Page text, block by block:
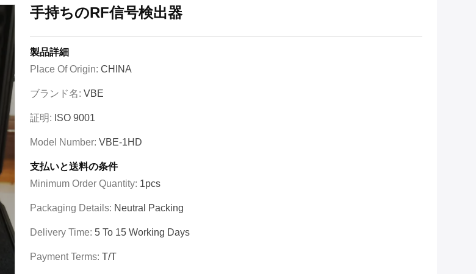
手持ちのRF信号検出器
製品詳細
Place Of Origin: CHINA
ブランド名: VBE
証明: ISO 9001
Model Number: VBE-1HD
支払いと送料の条件
Minimum Order Quantity: 1pcs
Packaging Details: Neutral Packing
Delivery Time: 5 To 15 Working Days
Payment Terms: T/T